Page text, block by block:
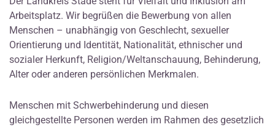
Arbeitsplatz. Wir begrüßen die Bewerbung von allen
Menschen – unabhängig von Geschlecht, sexueller
Orientierung und Identität, Nationalität, ethnischer und
sozialer Herkunft, Religion/Weltanschauung, Behinderung,
Alter oder anderen persönlichen Merkmalen.
Menschen mit Schwerbehinderung und diesen
gleichgestellte Personen werden im Rahmen des gesetzlich